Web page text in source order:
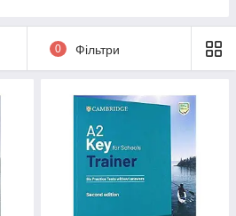
0 Фільтри